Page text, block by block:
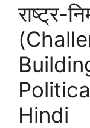
राष्ट्र-
Hindi